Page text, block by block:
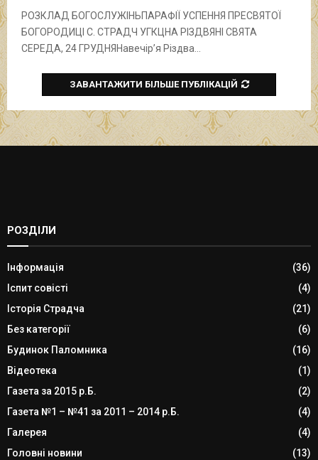
РОЗКЛАД БОГОСЛУЖІНЬПАРАФІЇ УСПЕННЯ ПРЕСВЯТОЇ
БОГОРОДИЦІ С. СТРАДЧ УГКЦНА РІЗДВЯНІ СВЯТА
СЕРЕДА, 24 ГРУДНЯНавечір’я Різдва...
ЗАВАНТАЖИТИ БІЛЬШЕ ПУБЛІКАЦІЙ
РОЗДІЛИ
Інформація
(36)
Іспит совісті
(4)
Історія Страдча
(21)
Без категорії
(6)
Будинок Паломника
(16)
Відеотека
(1)
Газета за 2015 р.Б.
(2)
Газета №1 – №41 за 2011 – 2014 р.Б.
(4)
Галерея
(4)
Головні новини
(13)